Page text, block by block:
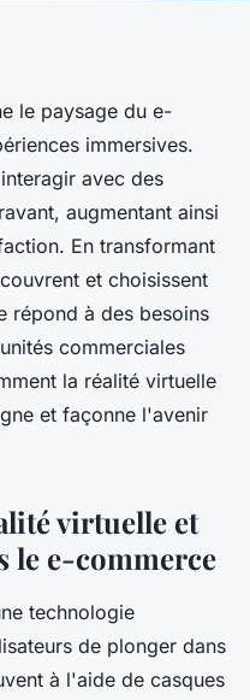
Virtuelle
le paysage du e-
immersives.
avec des
augmentant ainsi
En transformant
et choisissent
répond à des besoins
commerciales
la réalité virtuelle
et façonne l'avenir
virtuelle et
le e-commerce
technologie
de plonger dans
à l'aide de casques